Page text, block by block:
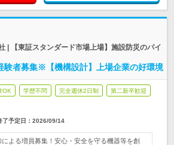
| 【東証スタンダード市場上場】施設防災のパイ
験者募集※【機構設計】上場企業の好環境
OK 学歴不問 完全週休2日制 第二新卒歓迎
了予定日： 2026/09/14
による増員募集！安心・安全を守る機器等を創